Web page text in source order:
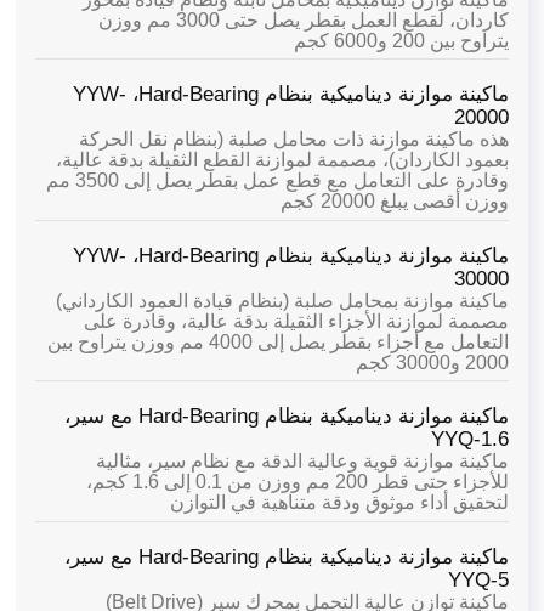
كاردان، لقطع العمل بقطر يصل حتى 3000 مم ووزن
يتراوح بين 200 و6000 كجم
ماكينة موازنة ديناميكية بنظام Hard-Bearing،
YYW-
20000
هذه ماكينة موازنة ذات محامل صلبة (بنظام نقل الحركة
بعمود الكاردان)، مصممة لموازنة القطع الثقيلة بدقة عالية،
وقادرة على التعامل مع قطع عمل بقطر يصل إلى 3500 مم
ووزن أقصى يبلغ 20000 كجم
ماكينة موازنة ديناميكية بنظام Hard-Bearing،
YYW-
30000
ماكينة موازنة بمحامل صلبة (بنظام قيادة العمود الكارداني)
مصممة لموازنة الأجزاء الثقيلة بدقة عالية، وقادرة على
التعامل مع أجزاء بقطر يصل إلى 4000 مم ووزن يتراوح بين
2000 و30000 كجم
ماكينة موازنة ديناميكية بنظام Hard-Bearing مع سير،
YYQ-1.6
ماكينة موازنة قوية وعالية الدقة مع نظام سير، مثالية
للأجزاء حتى قطر 200 مم ووزن من 0.1 إلى 1.6 كجم،
لتحقيق أداء موثوق ودقة متناهية في التوازن
ماكينة موازنة ديناميكية بنظام Hard-Bearing مع سير،
YYQ-5
ماكينة توازن عالية التحمل بمحرك سير (Belt Drive)